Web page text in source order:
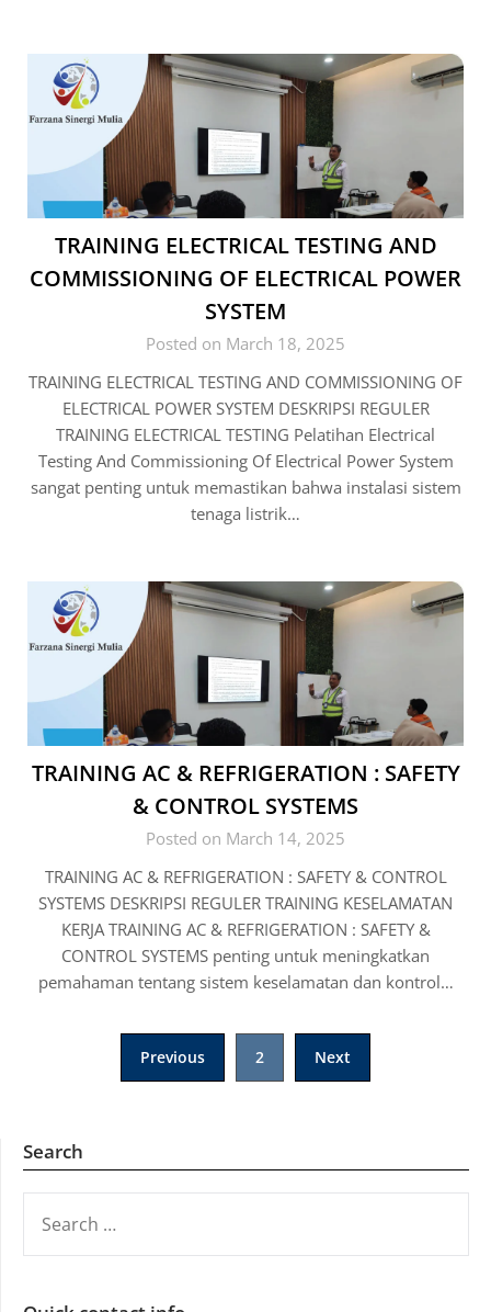
TRAINING ELECTRICAL TESTING AND
COMMISSIONING OF ELECTRICAL POWER
SYSTEM
Posted on March 18, 2025
TRAINING ELECTRICAL TESTING AND COMMISSIONING OF
ELECTRICAL POWER SYSTEM DESKRIPSI REGULER
TRAINING ELECTRICAL TESTING Pelatihan Electrical
Testing And Commissioning Of Electrical Power System
sangat penting untuk memastikan bahwa instalasi sistem
tenaga listrik…
TRAINING AC & REFRIGERATION : SAFETY
& CONTROL SYSTEMS
Posted on March 14, 2025
TRAINING AC & REFRIGERATION : SAFETY & CONTROL
SYSTEMS DESKRIPSI REGULER TRAINING KESELAMATAN
KERJA TRAINING AC & REFRIGERATION : SAFETY &
CONTROL SYSTEMS penting untuk meningkatkan
pemahaman tentang sistem keselamatan dan kontrol…
pagination
Previous 2 Next
Search
FOR: